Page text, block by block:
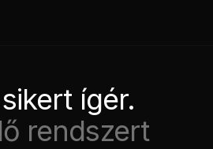
ígér.
rendszert